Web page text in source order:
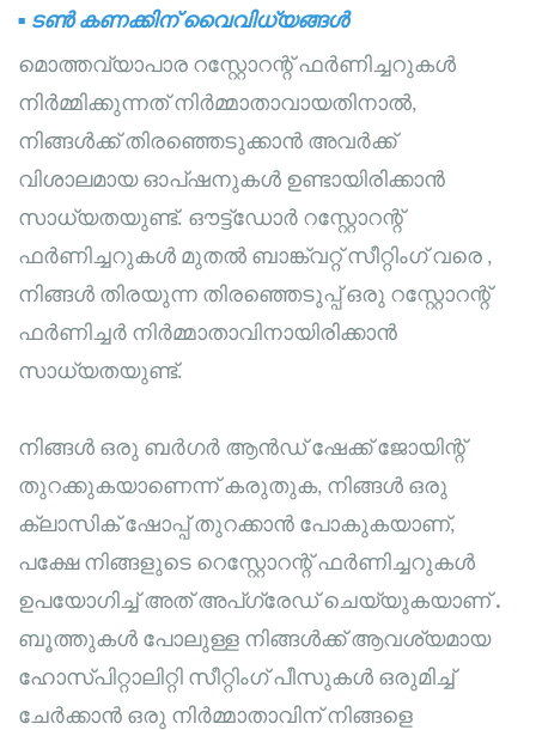
▪ ടൺ കണക്കിന് വൈവിധ്യങ്ങൾ
മൊത്തവ്യാപാര റസ്റ്റോറന്റ് ഫർണിച്ചറുകൾ
നിർമ്മിക്കുന്നത് നിർമ്മാതാവായതിനാൽ,
നിങ്ങൾക്ക് തിരഞ്ഞെടുക്കാൻ അവർക്ക്
വിശാലമായ ഓപ്ഷനുകൾ ഉണ്ടായിരിക്കാൻ
സാധ്യതയുണ്ട്. ഔട്ട്ഡോർ റസ്റ്റോറന്റ്
ഫർണിച്ചറുകൾ മുതൽ ബാങ്ക്വറ്റ് സീറ്റിംഗ് വരെ ,
നിങ്ങൾ തിരയുന്ന തിരഞ്ഞെടുപ്പ് ഒരു റസ്റ്റോറന്റ്
ഫർണിച്ചർ നിർമ്മാതാവിനായിരിക്കാൻ
സാധ്യതയുണ്ട്.
നിങ്ങൾ ഒരു ബർഗർ ആൻഡ് ഷേക്ക് ജോയിന്റ്
തുറക്കുകയാണെന്ന് കരുതുക, നിങ്ങൾ ഒരു
ക്ലാസിക് ഷോപ്പ് തുറക്കാൻ പോകുകയാണ്,
പക്ഷേ നിങ്ങളുടെ റെസ്റ്റോറന്റ് ഫർണിച്ചറുകൾ
ഉപയോഗിച്ച് അത് അപ്‌ഗ്രേഡ് ചെയ്യുകയാണ്.
ബൂത്തുകൾ പോലുള്ള നിങ്ങൾക്ക് ആവശ്യമായ
ഹോസ്പിറ്റാലിറ്റി സീറ്റിംഗ് പീസുകൾ ഒരുമിച്ച്
ചേർക്കാൻ ഒരു നിർമ്മാതാവിന് നിങ്ങളെ